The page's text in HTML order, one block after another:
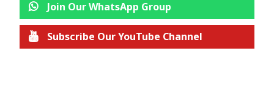
Join Our WhatsApp Group
Subscribe Our YouTube Channel